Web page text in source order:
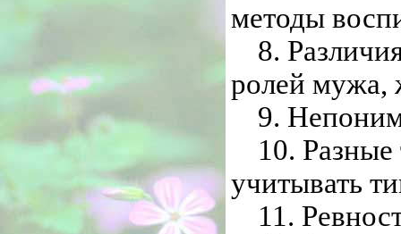
методы
8.
ролей мужа,
9.
10.
учитывать
11.